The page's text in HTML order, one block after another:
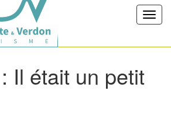
Il était un petit